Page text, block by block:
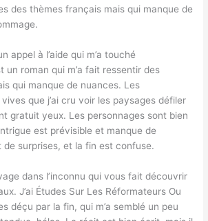
des thèmes français mais qui manque de
appel à l’aide qui m’a touché
un roman qui m’a fait ressentir des
qui manque de nuances. Les
que j’ai cru voir les paysages défiler
gratuit yeux. Les personnages sont bien
est prévisible et manque de
de surprises, et la fin est confuse.
dans l’inconnu qui vous fait découvrir
J’ai Études Sur Les Réformateurs Ou
déçu par la fin, qui m’a semblé un peu